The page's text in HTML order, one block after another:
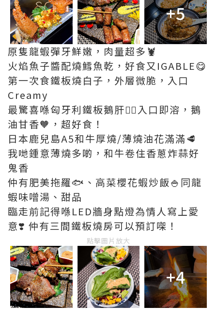
+5
原隻龍蝦彈牙鮮嫩，肉量超多🦞
火焰魚子醬配燒鱈魚乾，好食又IGABLE😋
第一次食鐵板燒白子，外層微脆，入口
Creamy
最驚喜喺匈牙利鐵板鵝肝❤️‍🔥入口即溶，鵝
油甘香🧡，超好食！
日本鹿兒島A5和牛厚燒/薄燒油花滿滿🥩
我哋鍾意薄燒多啲，和牛卷住香蔥炸蒜好
鬼香
仲有肥美拖羅🐟、高菜櫻花蝦炒飯🍚同龍
蝦味噌湯、甜品
臨走前記得喺LED牆身點燈為情人寫上愛
意❣️ 仲有三間鐵板燒房可以預訂㗎！
點擊圖片放大
+4